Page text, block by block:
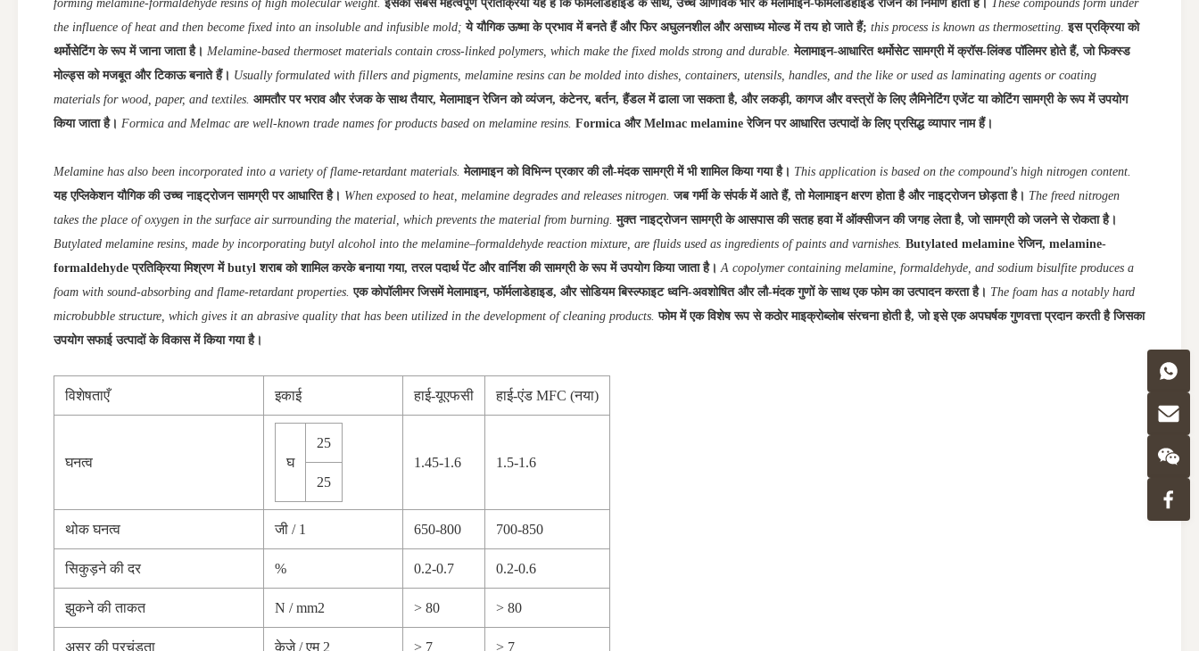
forming melamine-formaldehyde resins of high molecular weight. इसकी सबसे महत्वपूर्ण प्रतिक्रिया यह है कि फॉर्मलाडेहाइड के साथ, उच्च आणविक भार के मेलामाइन-फॉर्मलाडेहाइड रेजिन का निर्माण होता है। These compounds form under
the influence of heat and then become fixed into an insoluble and infusible mold; ये यौगिक ऊष्मा के प्रभाव में बनते हैं और फिर अघुलनशील और असाध्य मोल्ड में तय हो जाते हैं; this process is known as thermosetting. इस प्रक्रिया को
थर्मोसेटिंग के रूप में जाना जाता है। Melamine-based thermoset materials contain cross-linked polymers, which make the fixed molds strong and durable. मेलामाइन-आधारित थर्मोसेट सामग्री में क्रॉस-लिंक्ड पॉलिमर होते हैं, जो फिक्स्ड
मोल्ड्स को मजबूत और टिकाऊ बनाते हैं। Usually formulated with fillers and pigments, melamine resins can be molded into dishes, containers, utensils, handles, and the like or used as laminating agents or coating
materials for wood, paper, and textiles. आमतौर पर भराव और रंजक के साथ तैयार, मेलामाइन रेजिन को व्यंजन, कंटेनर, बर्तन, हैंडल में ढाला जा सकता है, और लकड़ी, कागज और वस्त्रों के लिए लैमिनेटिंग एजेंट या कोटिंग सामग्री के रूप में उपयोग
किया जाता है। Formica and Melmac are well-known trade names for products based on melamine resins. Formica और Melmac melamine रेजिन पर आधारित उत्पादों के लिए प्रसिद्ध व्यापार नाम हैं।
Melamine has also been incorporated into a variety of flame-retardant materials. मेलामाइन को विभिन्न प्रकार की लौ-मंदक सामग्री में भी शामिल किया गया है। This application is based on the compound's high nitrogen content.
यह एप्लिकेशन यौगिक की उच्च नाइट्रोजन सामग्री पर आधारित है। When exposed to heat, melamine degrades and releases nitrogen. जब गर्मी के संपर्क में आते हैं, तो मेलामाइन क्षरण होता है और नाइट्रोजन छोड़ता है। The freed nitrogen
takes the place of oxygen in the surface air surrounding the material, which prevents the material from burning. मुक्त नाइट्रोजन सामग्री के आसपास की सतह हवा में ऑक्सीजन की जगह लेता है, जो सामग्री को जलने से रोकता है।
Butylated melamine resins, made by incorporating butyl alcohol into the melamine–formaldehyde reaction mixture, are fluids used as ingredients of paints and varnishes. Butylated melamine रेजिन, melamine-
formaldehyde प्रतिक्रिया मिश्रण में butyl शराब को शामिल करके बनाया गया, तरल पदार्थ पेंट और वार्निश की सामग्री के रूप में उपयोग किया जाता है। A copolymer containing melamine, formaldehyde, and sodium bisulfite produces a
foam with sound-absorbing and flame-retardant properties. एक कोपॉलीमर जिसमें मेलामाइन, फॉर्मलाडेहाइड, और सोडियम बिस्ल्फाइट ध्वनि-अवशोषित और लौ-मंदक गुणों के साथ एक फोम का उत्पादन करता है। The foam has a notably hard
microbubble structure, which gives it an abrasive quality that has been utilized in the development of cleaning products. फोम में एक विशेष रूप से कठोर माइक्रोब्लोब संरचना होती है, जो इसे एक अपघर्षक गुणवत्ता प्रदान करती है जिसका
उपयोग सफाई उत्पादों के विकास में किया गया है।
विशेषताएँ इकाई हाई-यूएफसी हाई-एंड MFC (नया)
घनत्व घ
25
25
1.45-1.6 1.5-1.6
थोक घनत्व जी / 1 650-800 700-850
सिकुड़ने की दर % 0.2-0.7 0.2-0.6
झुकने की ताकत N / mm2 > 80 > 80
असर की प्रचंडता केजे / एम 2 > 7 > 7